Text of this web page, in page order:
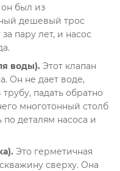
был из
дешевый трос
пару лет, и насос
.
воды). Этот клапан
. Он не дает воде,
падать обратно
многотонный столб
деталям насоса и
Это герметичная
сверху. Она